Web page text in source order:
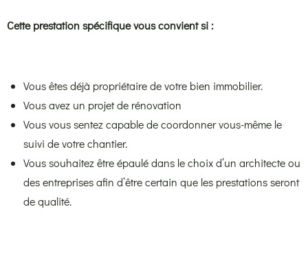
Cette prestation spécifique vous convient si :
Vous êtes déjà propriétaire de votre bien immobilier.
Vous avez un projet de rénovation
Vous vous sentez capable de coordonner vous-même le
suivi de votre chantier.
Vous souhaitez être épaulé dans le choix d’un architecte ou
des entreprises afin d’être certain que les prestations seront
de qualité.